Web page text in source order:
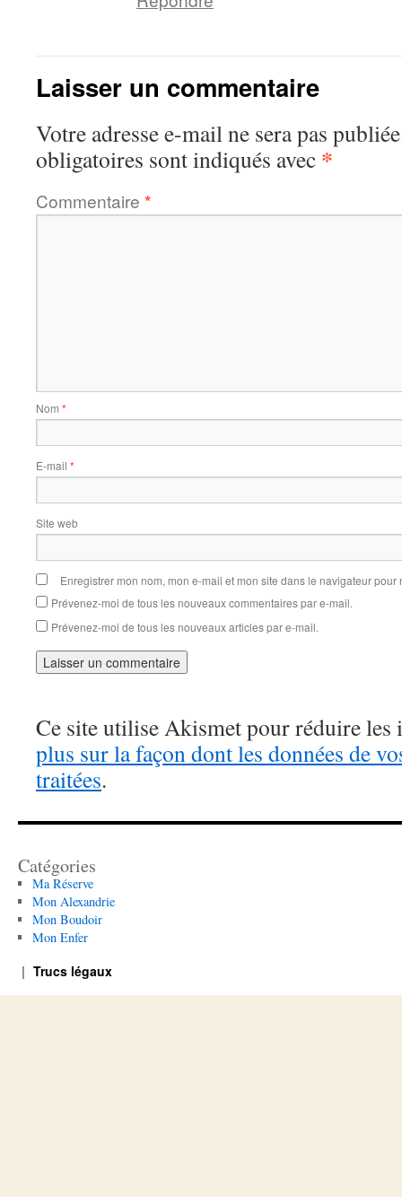
Laisser un commentaire
Votre adresse e-mail ne sera pas
obligatoires sont indiqués avec *
Commentaire *
Nom *
E-mail *
Site web
Enregistrer mon nom, mon e-mail et mon site dans le navigateur
Prévenez-moi de tous les nouveaux commentaires par e-mail.
Prévenez-moi de tous les nouveaux articles par e-mail.
Ce site utilise Akismet pour réduire les
plus sur la façon dont les données de
traitées.
Catégories
Ma Réserve
Mon Alexandrie
Mon Boudoir
Mon Enfer
Trucs légaux